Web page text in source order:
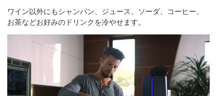
ワイン以外にもシャンパン、ジュース、ソーダ、コーヒー、
お茶などお好みのドリンクを冷やせます。